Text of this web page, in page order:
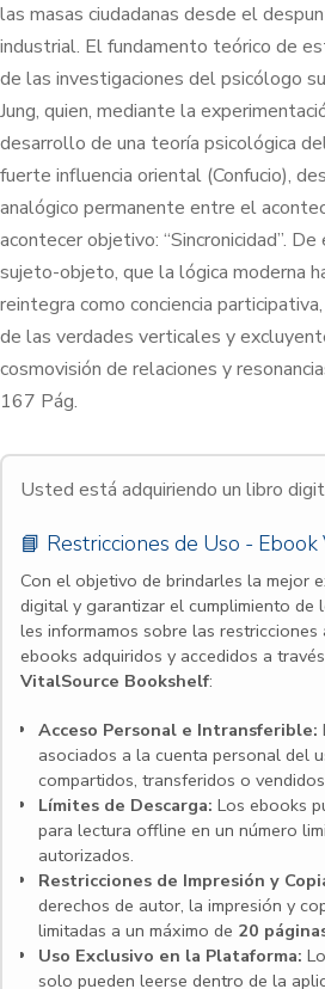
las masas ciudadanas desde el
industrial. El fundamento teórico de
de las investigaciones del psicólogo
Jung, quien, mediante la
desarrollo de una teoría psicológica
fuerte influencia oriental (Confucio),
analógico permanente entre el
acontecer objetivo: “Sincronicidad”.
sujeto-objeto, que la lógica moderna
reintegra como conciencia
de las verdades verticales y
cosmovisión de relaciones y
167 Pág.
Usted está adquiriendo un libro
📘 Restricciones de Uso -
Con el objetivo de brindarles la mejor
digital y garantizar el cumplimiento de
les informamos sobre las restricciones
ebooks adquiridos y accedidos a
VitalSource Bookshelf:
Acceso Personal e Intransferible:
asociados a la cuenta personal del
compartidos, transferidos o
Límites de Descarga: Los ebooks
para lectura offline en un número
autorizados.
Restricciones de Impresión y
derechos de autor, la impresión y
limitadas a un máximo de 20
Uso Exclusivo en la Plataforma:
solo pueden leerse dentro de la